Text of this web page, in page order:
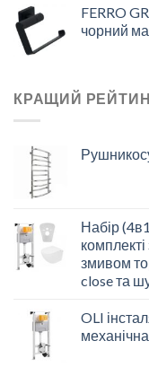
FERRO
чорний
КРАЩИЙ
Набір
змивом
close та
OLI
механічна